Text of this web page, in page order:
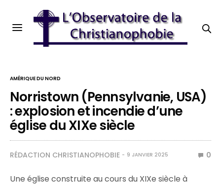
AMÉRIQUE DU NORD
Norristown (Pennsylvanie, USA)
: explosion et incendie d’une
église du XIXe siècle
RÉDACTION CHRISTIANOPHOBIE 9 JANVIER 2025 0
Une église construite au cours du XIXe siècle à